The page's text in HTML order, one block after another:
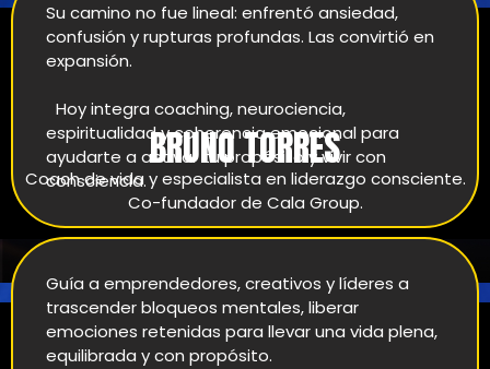
Su camino no fue lineal: enfrentó ansiedad,
confusión y rupturas profundas. Las convirtió en
expansión.
Hoy integra coaching, neurociencia,
espiritualidad y coherencia emocional para
ayudarte a activar tu propósito y vivir con
consciencia.
BRUNO TORRES
Coach de vida y especialista en liderazgo consciente.
Co-fundador de Cala Group.
Guía a emprendedores, creativos y líderes a
trascender bloqueos mentales, liberar
emociones retenidas para llevar una vida plena,
equilibrada y con propósito.